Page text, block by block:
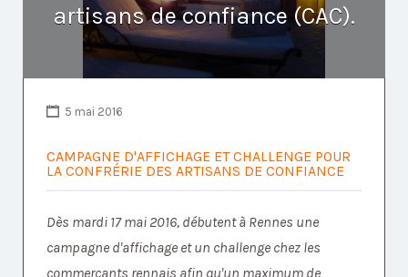
artisans de confiance (CAC).
5 mai 2016
CAMPAGNE D'AFFICHAGE ET CHALLENGE POUR
LA CONFRÉRIE DES ARTISANS DE CONFIANCE
Dès mardi 17 mai 2016, débutent à Rennes une
campagne d'affichage et un challenge chez les
commerçants rennais afin qu'un maximum de